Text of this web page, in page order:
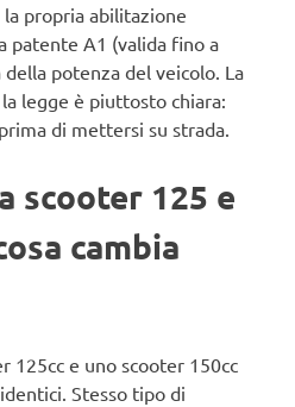
propria abilitazione
patente A1 (valida fino a
della potenza del veicolo. La
legge è piuttosto chiara:
di mettersi su strada.
scooter 125 e
cambia
125cc e uno scooter 150cc
Stesso tipo di